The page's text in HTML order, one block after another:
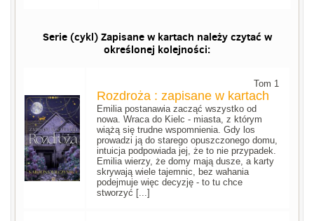
Serie (cykl) Zapisane w kartach należy czytać w
określonej kolejności:
Tom 1
Rozdroża : zapisane w kartach
Emilia postanawia zacząć wszystko od
nowa. Wraca do Kielc - miasta, z którym
wiążą się trudne wspomnienia. Gdy los
prowadzi ją do starego opuszczonego domu,
intuicja podpowiada jej, że to nie przypadek.
Emilia wierzy, że domy mają dusze, a karty
skrywają wiele tajemnic, bez wahania
podejmuje więc decyzję - to tu chce
stworzyć [...]